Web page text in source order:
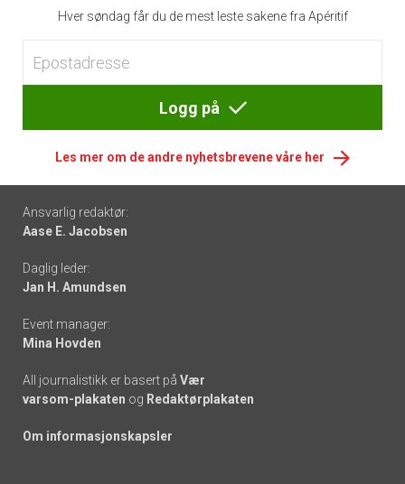
Hver søndag får du de mest leste sakene fra Apéritif
Logg på
Les mer om de andre nyhetsbrevene våre her
Footer
-
links
Ansvarlig redaktør:
Aase E. Jacobsen
Daglig leder:
Jan H. Amundsen
Event manager:
Mina Hovden
All journalistikk er basert på Vær
varsom-plakaten og Redaktørplakaten
Om informasjonskapsler